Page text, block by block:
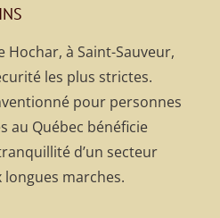
à Saint-Sauveur,
les plus strictes.
pour personnes
au Québec bénéficie
d’un secteur
marches.